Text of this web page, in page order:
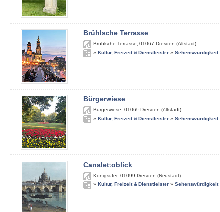
Brühlsche Terrasse
Brühlsche Terrasse 01067 Dresden (Altstadt)
» Kultur, Freizeit & Dienstleister » Sehenswürdigkeit
Bürgerwiese
Bürgerwiese 01069 Dresden (Altstadt)
» Kultur, Freizeit & Dienstleister » Sehenswürdigkeit
Canalettoblick
Königsufer, 01099 Dresden (Neustadt)
» Kultur, Freizeit & Dienstleister » Sehenswürdigkeit